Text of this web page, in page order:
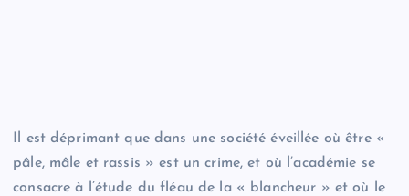
Il est déprimant que dans une société éveillée où être «
pâle, mâle et rassis » est un crime, et où l’académie se
consacre à l’étude du fléau de la « blancheur » et où le